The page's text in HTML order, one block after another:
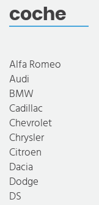
coche
Alfa Romeo
Audi
BMW
Cadillac
Chevrolet
Chrysler
Citroen
Dacia
Dodge
DS